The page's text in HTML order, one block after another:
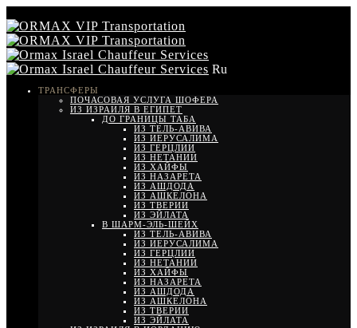
Ru
ТРАНСФЕРЫ
ПОЧАСОВАЯ УСЛУГА ШОФЕРА
ИЗ ИЗРАИЛЯ В ЕГИПЕТ
ДО ГРАНИЦЫ ТАБА
ИЗ ТЕЛЬ-АВИВА
ИЗ ИЕРУСАЛИМА
ИЗ ГЕРЦЛИИ
ИЗ НЕТАНИИ
ИЗ ХАЙФЫ
ИЗ НАЗАРЕТА
ИЗ АШДОДА
ИЗ АШКЕЛОНА
ИЗ ТВЕРИИ
ИЗ ЭЙЛАТА
В ШАРМ-ЭЛЬ-ШЕЙХ
ИЗ ТЕЛЬ-АВИВА
ИЗ ИЕРУСАЛИМА
ИЗ ГЕРЦЛИИ
ИЗ НЕТАНИИ
ИЗ ХАЙФЫ
ИЗ НАЗАРЕТА
ИЗ АШДОДА
ИЗ АШКЕЛОНА
ИЗ ТВЕРИИ
ИЗ ЭЙЛАТА